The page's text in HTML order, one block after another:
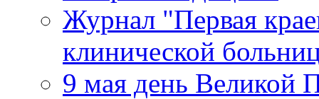
Журнал "Первая
клинической
9 мая день Великой